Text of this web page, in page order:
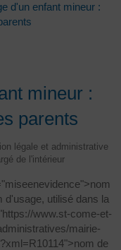
d'un enfant mineur :
mineur :
parents
légale et administrative
de l'intérieur
d'usage, utilisé dans la
www.st-come-et-
mairie-
de